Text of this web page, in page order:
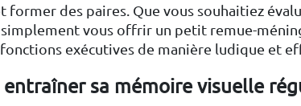
former des paires. Que vous souhaitiez
vous offrir un petit remue-
exécutives de manière ludique et
sa mémoire visuelle